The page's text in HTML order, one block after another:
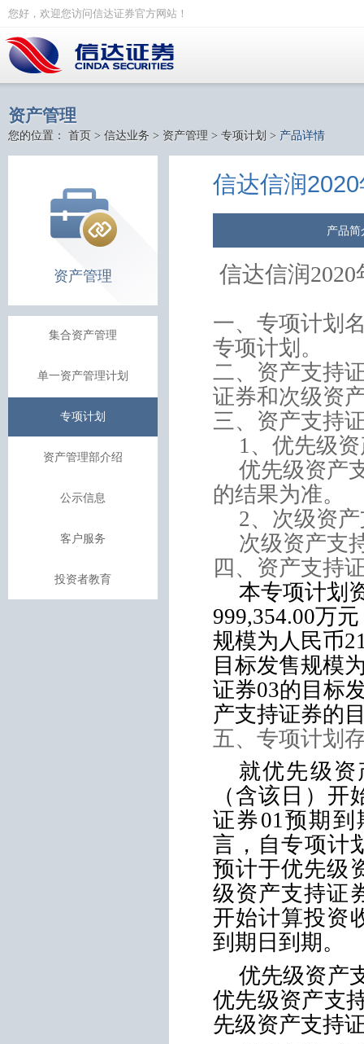
您好，欢迎您访问信达证券官方网站！
资产管理
您的位置： 首页 > 信达业务 > 资产管理 > 专项计划 > 产品详情
资产管理
集合资产管理
单一资产管理计划
专项计划
资产管理部介绍
公示信息
客户服务
投资者教育
信达信润
产品简
信达信润2020
一、专项计划
专项计划。
二、资产支持
证券和次级资
三、资产支持
1、优先级
优先级资产
的结果为准。
2、次级资
次级资产支
四、资产支持
本专项计划
999,354.00万
规模为人民币
目标发售规模
证券03的目标
产支持证券的
五、专项计划
就优先级
（含该日）
证券01预期到
言，自专项计
预计于优先级
级资产支持证
开始计算投资
到期日到期。
优先级资产
优先级资产支
先级资产支持